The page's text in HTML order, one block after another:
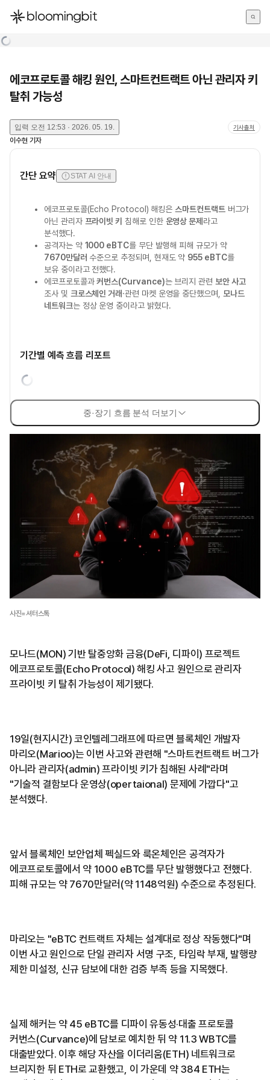
한국어
에코프로토콜 해킹 원인, 스마트컨트랙트 아닌 관리자 키
탈취 가능성
입력 오전 12:53 · 2026. 05. 19. 기사출처
이수현 기자
간단 요약 STAT AI 안내
에코프로토콜(Echo Protocol) 해킹은 스마트컨트랙트버그가
아닌 관리자 프라이빗 키 침해로 인한 운영상 문제 라고
분석했다.
공격자는 약 1000 eBTC를 무단 발행해 피해 규모가 약
7670만달러 수준으로 추정되며, 현재도 약 955 eBTC를
보유 중이라고 전했다.
에코프로토콜과커번스(Curvance)는 브리지 관련 보안 사고
조사 및 크로스체인 거래·관련 마켓 운영을 중단했으며, 모나드
네트워크는 정상 운영 중이라고 밝혔다.
기간별 예측 흐름 리포트
중·장기 흐름 분석 더보기
사진=셔터스톡
모나드(MON) 기반 탈중앙화 금융(DeFi, 디파이) 프로젝트
에코프로토콜(Echo Protocol) 해킹 사고 원인으로 관리자
프라이빗 키 탈취 가능성이 제기됐다.
19일(현지시간) 코인텔레그래프에 따르면 블록체인 개발자
마리오(Marioo)는 이번 사고와 관련해 "스마트컨트랙트 버그가
아니라 관리자(admin) 프라이빗 키가 침해된 사례"라며
"기술적 결함보다 운영상(opertaional) 문제에 가깝다"고
분석했다.
앞서 블록체인 보안업체 펙실드와 룩온체인은 공격자가
에코프로토콜에서 약 1000 eBTC를 무단 발행했다고 전했다.
피해 규모는 약 7670만달러(약 1148억원) 수준으로 추정된다.
마리오는 "eBTC 컨트랙트 자체는 설계대로 정상 작동했다"며
이번 사고 원인으로 단일 관리자 서명 구조, 타임락 부재, 발행량
제한 미설정, 신규 담보에 대한 검증 부족 등을 지목했다.
실제 해커는 약 45 eBTC를 디파이 유동성·대출 프로토콜
커번스(Curvance)에 담보로 예치한 뒤 약 11.3 WBTC를
대출받았다. 이후 해당 자산을 이더리움(ETH) 네트워크로
브리지한 뒤 ETH로 교환했고, 이 가운데 약 384 ETH는